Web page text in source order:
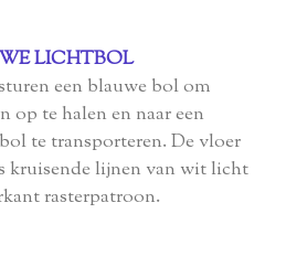
LICHTBOL
een blauwe bol om
op te halen en naar een
te transporteren. De vloer
kruisende lijnen van wit licht
rasterpatroon.